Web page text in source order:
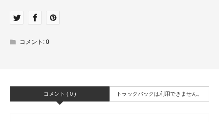
コメント: 0
コメント ( 0 ) トラックバックは利用できません。